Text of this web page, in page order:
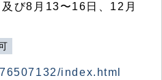
び8月13〜16日、12月
index.html